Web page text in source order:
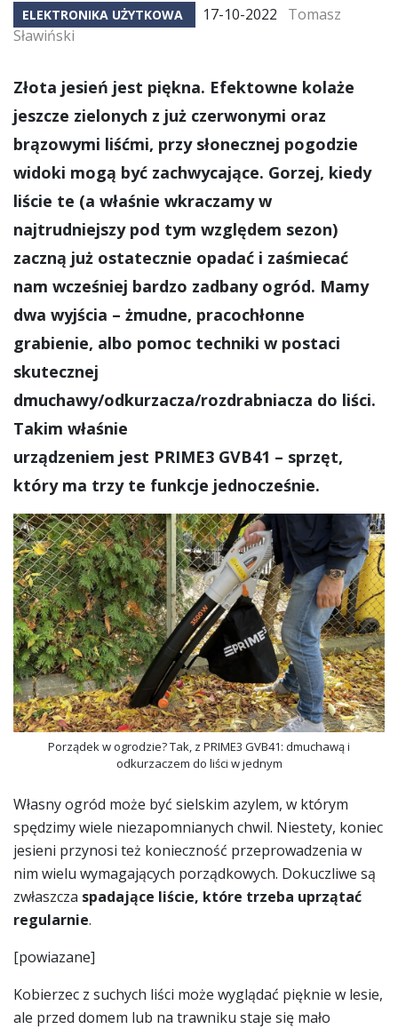
ELEKTRONIKA UŻYTKOWA 17-10-2022
Tomasz
Sławiński
Złota jesień jest piękna. Efektowne kolaże
jeszcze zielonych z już czerwonymi oraz
brązowymi liśćmi, przy słonecznej pogodzie
widoki mogą być zachwycające. Gorzej, kiedy
liście te (a właśnie wkraczamy w
najtrudniejszy pod tym względem sezon)
zaczną już ostatecznie opadać i zaśmiecać
nam wcześniej bardzo zadbany ogród. Mamy
dwa wyjścia – żmudne, pracochłonne
grabienie, albo pomoc techniki w postaci
skutecznej
dmuchawy/odkurzacza/rozdrabniacza do liści.
Takim właśnie
urządzeniem jest PRIME3 GVB41 – sprzęt,
który ma trzy te funkcje jednocześnie.
Porządek w ogrodzie? Tak, z PRIME3 GVB41: dmuchawą i
odkurzaczem do liści w jednym
Własny ogród może być sielskim azylem, w którym
spędzimy wiele niezapomnianych chwil. Niestety, koniec
jesieni przynosi też konieczność przeprowadzenia w
nim wielu wymagających porządkowych. Dokuczliwe są
zwłaszcza spadające liście, które trzeba uprzątać
regularnie.
[powiazane]
Kobierzec z suchych liści może wyglądać pięknie w lesie,
ale przed domem lub na trawniku staje się mało